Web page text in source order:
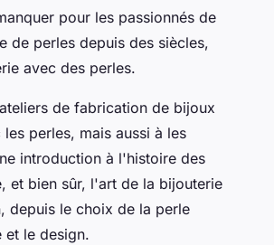
pour les passionnés de
de perles depuis des siècles,
avec des perles.
de fabrication de bijoux
perles, mais aussi à les
introduction à l'histoire des
et bien sûr, l'art de la bijouterie
depuis le choix de la perle
et le design.